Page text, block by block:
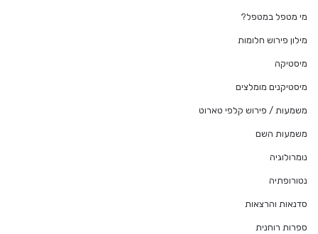
מי מטפל במטפל?
מילון פירוש חלומות
מיסטיקה
מיסטיקנים מומלצים
משמעות / פירוש קלפי טארוט
משמעות השם
נומרולוגיה
נטורופתיה
סדנאות והרצאות
ספרות רוחנית